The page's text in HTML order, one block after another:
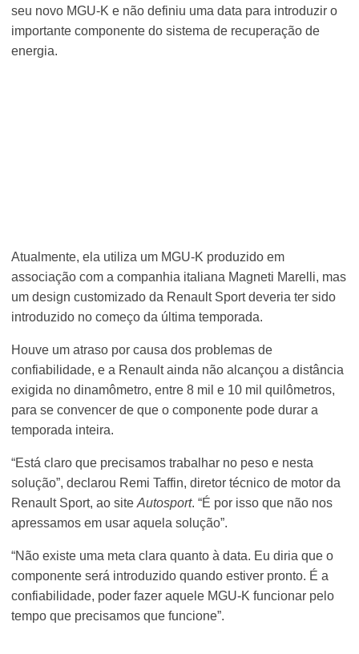
seu novo MGU-K e não definiu uma data para introduzir o
importante componente do sistema de recuperação de
energia.
Atualmente, ela utiliza um MGU-K produzido em
associação com a companhia italiana Magneti Marelli, mas
um design customizado da Renault Sport deveria ter sido
introduzido no começo da última temporada.
Houve um atraso por causa dos problemas de
confiabilidade, e a Renault ainda não alcançou a distância
exigida no dinamômetro, entre 8 mil e 10 mil quilômetros,
para se convencer de que o componente pode durar a
temporada inteira.
“Está claro que precisamos trabalhar no peso e nesta
solução”, declarou Remi Taffin, diretor técnico de motor da
Renault Sport, ao siteAutosport. “É por isso que não nos
apressamos em usar aquela solução”.
“Não existe uma meta clara quanto à data. Eu diria que o
componente será introduzido quando estiver pronto. É a
confiabilidade, poder fazer aquele MGU-K funcionar pelo
tempo que precisamos que funcione”.